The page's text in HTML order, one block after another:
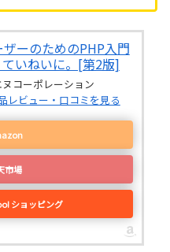
ーのためのPHP入門
いねいに。[第2版]
コーポレーション
レビュー・口コミを見る
天市場
ショッピング